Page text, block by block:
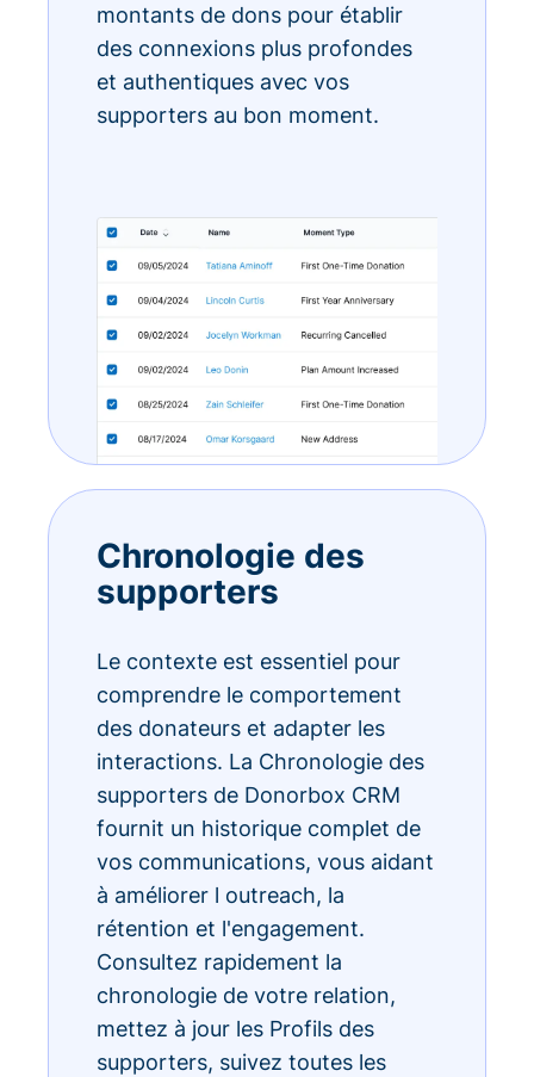
montants de dons pour établir
des connexions plus profondes
et authentiques avec vos
supporters au bon moment.
Chronologie des
supporters
Le contexte est essentiel pour
comprendre le comportement
des donateurs et adapter les
interactions. La Chronologie des
supporters de Donorbox CRM
fournit un historique complet de
vos communications, vous aidant
à améliorer l outreach, la
rétention et l'engagement.
Consultez rapidement la
chronologie de votre relation,
mettez à jour les Profils des
supporters, suivez toutes les